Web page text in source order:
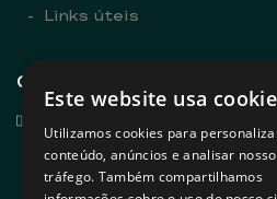
- Links úteis
Contactos gerais -
Rua Dr. António Loureiro
Edifício Arquiparque 2, 3º
1495-131 Algés - Portugal
Este website usa
Utilizamos cookies para
conteúdo, anúncios e analisar nosso
tráfego. Também compartilhamos